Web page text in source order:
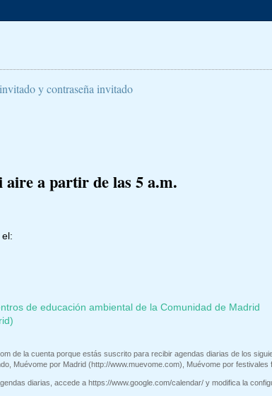
y contraseña invitado
aire a partir de las 5 a.m.
de educación ambiental de la Comunidad de Madrid
de la cuenta porque estás suscrito para recibir agendas diarias de los
Muévome por Madrid (http://www.muevome.com), Muévome por
diarias, accede a https://www.google.com/calendar/ y modifica la